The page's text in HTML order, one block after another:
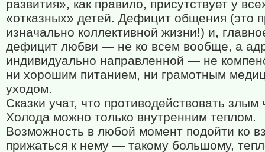
развития», как правило, присутствует у
«отказных» детей. Дефицит общения (это
изначально коллективной жизни!) и,
дефицит любви — не ко всем вообще, а
индивидуально направленной — не
ни хорошим питанием, ни грамотным
уходом.
Сказки учат, что противодействовать злым
Холода можно только внутренним теплом.
Возможность в любой момент подойти ко
прижаться к нему — такому большому,